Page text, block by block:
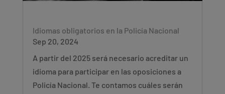
Idiomas obligatorios en la Policía Nacional
Sep 20, 2024
A partir del 2025 será necesario acreditar un
idioma para participar en las oposiciones a
Policía Nacional. Te contamos cuáles serán